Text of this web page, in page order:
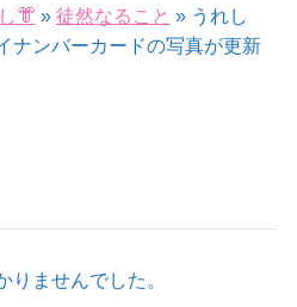
👘 » 徒然なること »うれし
ナンバーカードの写真が更新
ませんでした。